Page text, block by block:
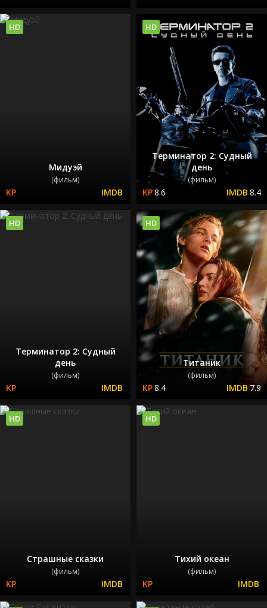
Мидуэй
(фильм)
HD
Терминатор 2: Судный
день
(фильм)
8.6 8.4
HD
Терминатор 2: Судный
день
(фильм)
HD
Титаник
(фильм)
8.4 7.9
HD
Страшные сказки
(фильм)
HD
Тихий океан
(фильм)
HD